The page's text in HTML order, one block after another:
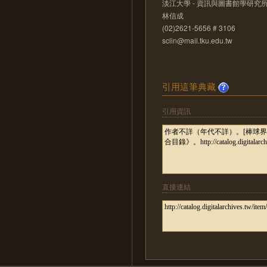
淡江大學 - 資訊與圖書館學研究
林信成
(02)2621-5656 # 3106
sclin@mail.tku.edu.tw
引用這筆典藏
引用資訊
直接連結